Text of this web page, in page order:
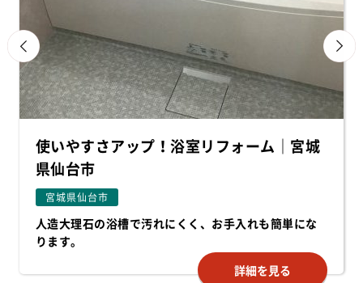
使いやすさアップ！浴室リフォーム｜宮城
県仙台市
宮城県仙台市
人造大理石の浴槽で汚れにくく、お手入れも簡単にな
ります。
詳細を見る